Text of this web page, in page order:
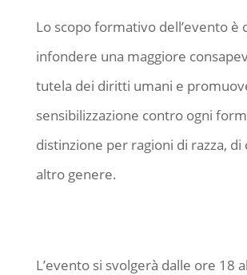
Lo scopo formativo dell’evento è
infondere una maggiore
tutela dei diritti umani e
sensibilizzazione contro ogni
distinzione per ragioni di razza, di
altro genere.
L’evento si svolgerà dalle ore 18